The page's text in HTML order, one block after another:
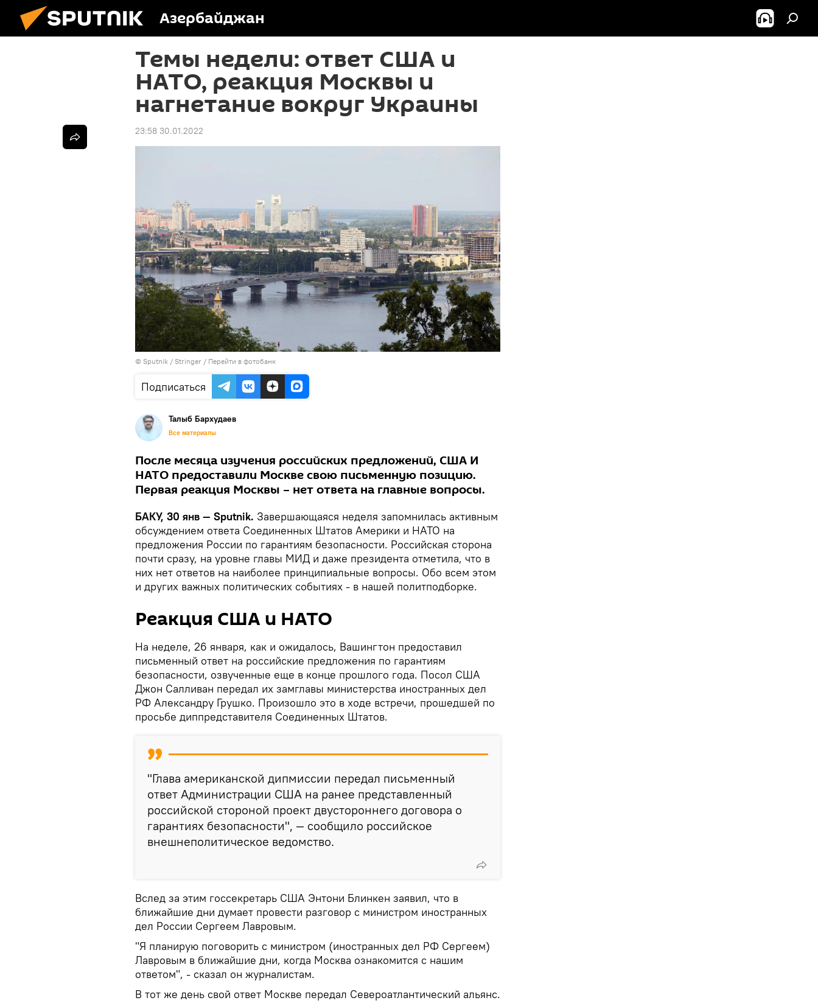
Азербайджан
Темы недели: ответ США и
НАТО, реакция Москвы и
нагнетание вокруг Украины
23:58 30.01.2022
© Sputnik / Stringer / Перейти в фотобанк
Подписаться
Талыб Бархудаев
Все материалы
После месяца изучения российских предложений, США И
НАТО предоставили Москве свою письменную позицию.
Первая реакция Москвы – нет ответа на главные вопросы.
БАКУ, 30 янв — Sputnik. Завершающаяся неделя запомнилась активным
обсуждением ответа Соединенных Штатов Америки и НАТО на
предложения России по гарантиям безопасности. Российская сторона
почти сразу, на уровне главы МИД и даже президента отметила, что в
них нет ответов на наиболее принципиальные вопросы. Обо всем этом
и других важных политических событиях - в нашей политподборке.
Реакция США и НАТО
На неделе, 26 января, как и ожидалось, Вашингтон предоставил
письменный ответ на российские предложения по гарантиям
безопасности, озвученные еще в конце прошлого года. Посол США
Джон Салливан передал их замглавы министерства иностранных дел
РФ Александру Грушко. Произошло это в ходе встречи, прошедшей по
просьбе диппредставителя Соединенных Штатов.
"Глава американской дипмиссии передал письменный
ответ Администрации США на ранее представленный
российской стороной проект двустороннего договора о
гарантиях безопасности", — сообщило российское
внешнеполитическое ведомство.
Вслед за этим госсекретарь США Энтони Блинкен заявил, что в
ближайшие дни думает провести разговор с министром иностранных
дел России Сергеем Лавровым.
"Я планирую поговорить с министром (иностранных дел РФ Сергеем)
Лавровым в ближайшие дни, когда Москва ознакомится с нашим
ответом", - сказал он журналистам.
В тот же день свой ответ Москве передал Североатлантический альянс.